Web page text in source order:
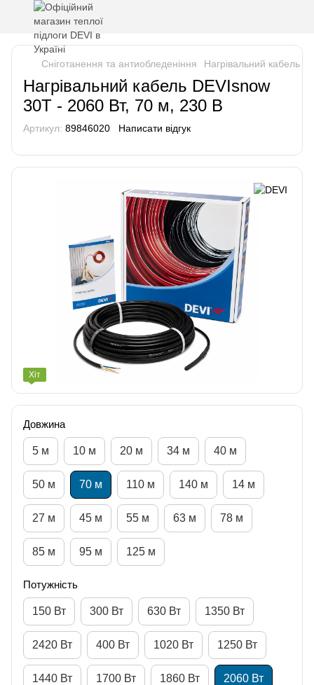
Сніготанення та антиобледеніння Нагрівальний кабель
Нагрівальний кабель DEVIsnow
30T - 2060 Вт, 70 м, 230 В
Артикул: 89846020 Написати відгук
Хіт
Довжина
5 м 10 м 20 м 34 м 40 м
50 м 70 м 110 м 140 м 14 м
27 м 45 м 55 м 63 м 78 м
85 м 95 м 125 м
Потужність
150 Вт 300 Вт 630 Вт 1350 Вт
2420 Вт 400 Вт 1020 Вт 1250 Вт
1440 Вт 1700 Вт 1860 Вт 2060 Вт